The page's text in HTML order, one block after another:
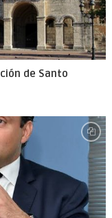
de Santo